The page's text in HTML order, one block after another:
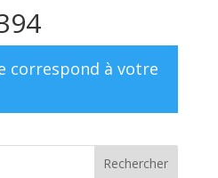
correspond à votre